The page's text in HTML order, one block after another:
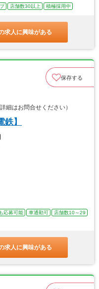
店舗数30以上 積極採用中
求人に興味がある
保存する
はお問合せください）
】
応募可能 車通勤可
店舗数10～29
求人に興味がある